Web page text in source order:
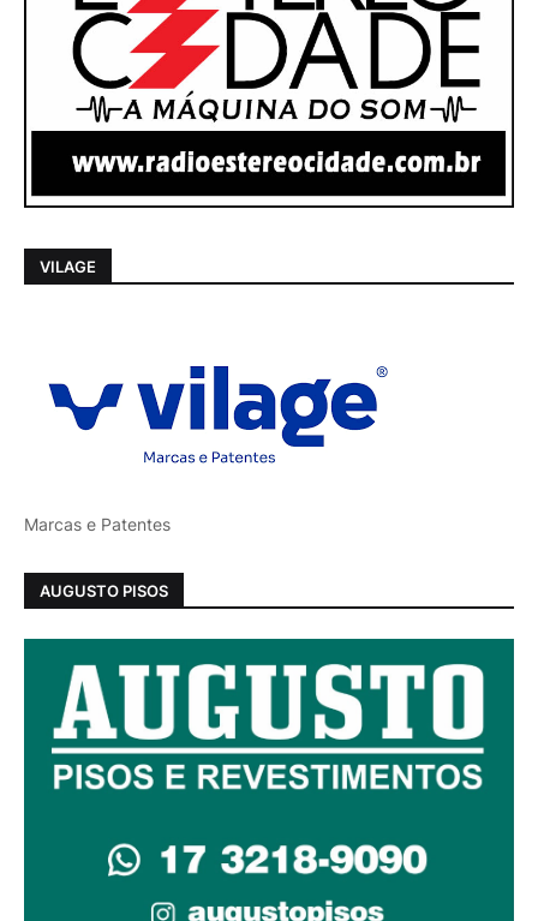
VILAGE
Marcas e Patentes
AUGUSTO PISOS